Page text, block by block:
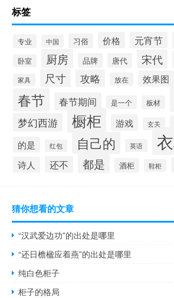
标签
专业 中国 习俗 价格 元宵节
卧室 厨房 品牌 唐代 宋代
家具 尺寸 攻略 放在 效果图
春节 春节期间 是一个 板材
梦幻西游 橱柜 游戏 玄关
的是 红包 自己的 英语
诗人 还不 都是 酒柜 鞋柜
猜你想看的文章
“汉武爱边功”的出处是哪里
“还日檐楹应着燕”的出处是哪里
纯白色柜子
柜子的格局